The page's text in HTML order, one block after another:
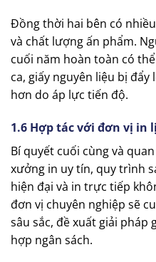
Đồng thời hai bên có
và chất lượng ấn phẩm.
cuối năm hoàn toàn có
ca, giấy nguyên liệu bị
hơn do áp lực tiến độ.
1.6 Hợp tác với đơn vị in
Bí quyết cuối cùng và
xưởng in uy tín, quy trình
hiện đại và in trực tiếp
đơn vị chuyên nghiệp sẽ
sâu sắc, đề xuất giải pháp
hợp ngân sách.